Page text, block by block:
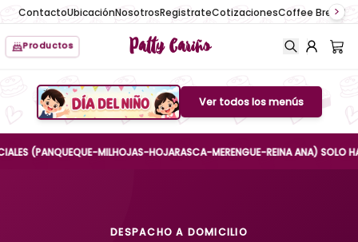
ContactoUbicaciónNosotrosRegistrateCotizacionesCoffee Break
Productos Patty Cariño
Boton de menu
Ver todos los menús
(PANQUEQUE-MILHOJAS-HOJARASCA-MERENGUE-REINA ANA) SOLO HASTA
DESPACHO A DOMICILIO